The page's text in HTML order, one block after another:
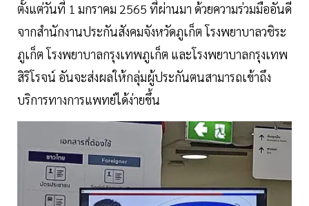
ตั้งแต่วันที่ 1 มกราคม 2565 ที่ผ่านมา ด้วยความร่วมมืออันดี
จากสำนักงานประกันสังคมจังหวัดภูเก็ต โรงพยาบาลวชิระ
ภูเก็ต โรงพยาบาลกรุงเทพภูเก็ต และโรงพยาบาลกรุงเทพ
สิริโรจน์ อันจะส่งผลให้กลุ่มผู้ประกันตนสามารถเข้าถึง
บริการทางการแพทย์ได้ง่ายขึ้น